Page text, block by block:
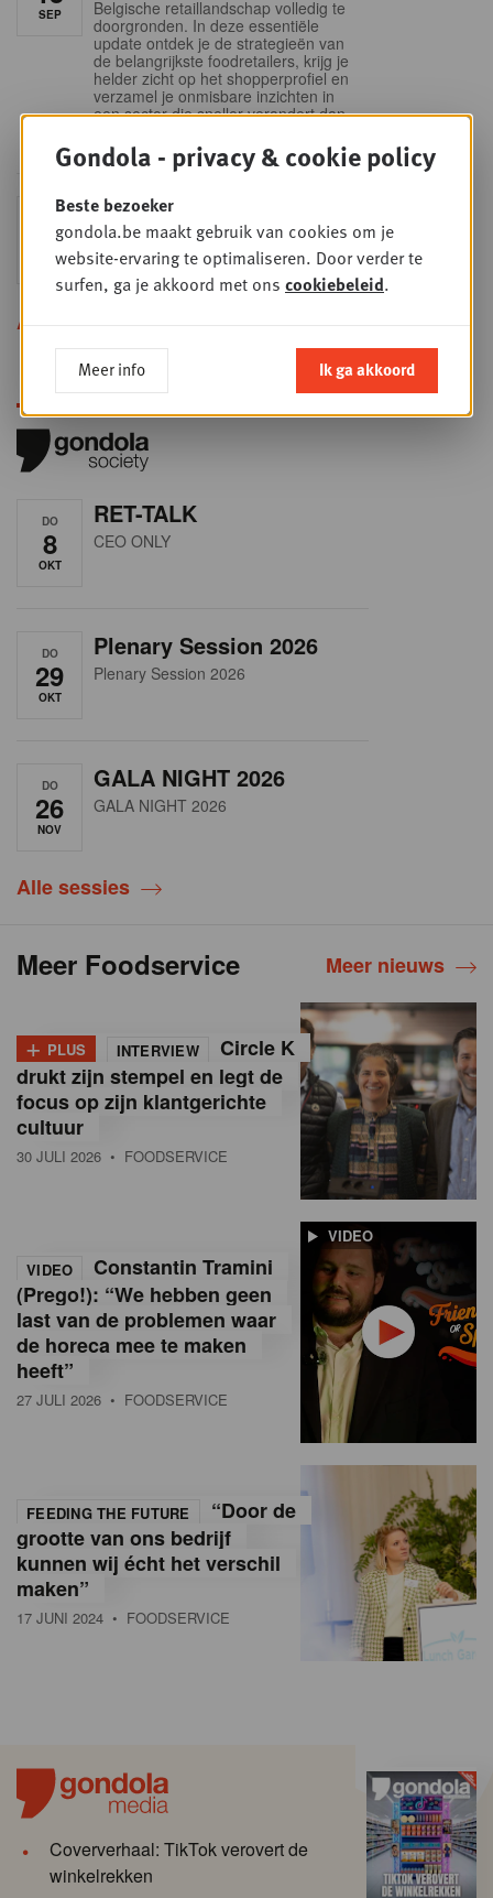
SEP
Belgische retaillandschap volledig te
doorgronden. In deze essentiële
update ontdek je de strategieën van
de belangrijkste foodretailers, krijg je
helder zicht op het shopperprofiel en
verzamel je onmisbare inzichten in
een sector die sneller verandert dan
24
SEP
Sales & nego Summit
2026
Sales & Nego summit 2026
Alle opleidingen
DO
8
OKT
RET-TALK
CEO ONLY
DO
29
OKT
Plenary Session 2026
Plenary Session 2026
DO
26
NOV
GALA NIGHT 2026
GALA NIGHT 2026
Alle sessies
Meer Foodservice Meer nieuws
+ PLUS INTERVIEW
Circle K
drukt zijn stempel en legt de
focus op zijn klantgerichte
cultuur
30 JULI 2026 • FOODSERVICE
VIDEO
VIDEO
Constantin Tramini
(Prego!): “We hebben geen
last van de problemen waar
de horeca mee te maken
heeft”
27 JULI 2026 • FOODSERVICE
FEEDING THE FUTURE
“Door de
grootte van ons bedrijf
kunnen wij écht het verschil
maken”
17 JUNI 2024 • FOODSERVICE
Coververhaal: TikTok verovert de
winkelrekken
Gondola - privacy & cookie policy
Beste bezoeker
gondola.be maakt gebruik van cookies om je
website-ervaring te optimaliseren. Door verder te
surfen, ga je akkoord met ons cookiebeleid.
Meer info Ik ga akkoord